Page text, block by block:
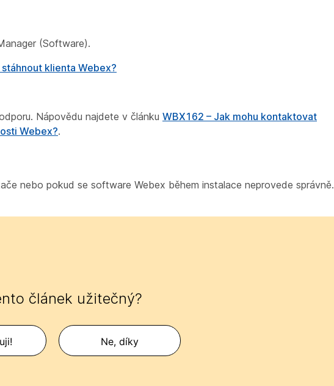
(Software).
klienta Webex?
Nápovědu najdete v článku WBX162 – Jak mohu kontaktovat
Webex?.
nebo pokud se software Webex během instalace neprovede správně.
článek užitečný?
Ne, díky